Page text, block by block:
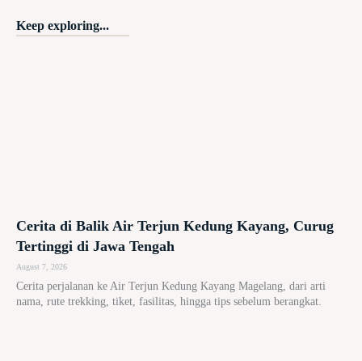
Keep exploring...
Cerita di Balik Air Terjun Kedung Kayang, Curug
Tertinggi di Jawa Tengah
August 7, 2026
Cerita perjalanan ke Air Terjun Kedung Kayang Magelang, dari arti
nama, rute trekking, tiket, fasilitas, hingga tips sebelum berangkat.